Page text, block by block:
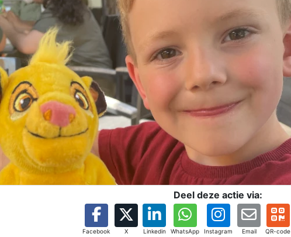
Deel deze actie via:
Facebook X Linkedin WhatsApp Instagram Email QR-code